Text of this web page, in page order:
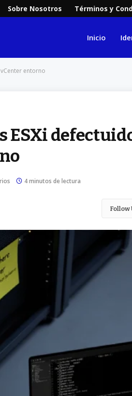
Sobre Nosotros Términos y
Inicio
entorno
ESXi
4 minutos de lectura
Follow